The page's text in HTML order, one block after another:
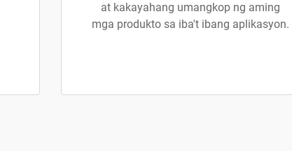
at kakayahang umangkop ng aming
mga produkto sa iba't ibang aplikasyon.